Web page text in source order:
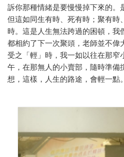
訴你那種情緒是要慢慢掉下來的。
但這如同生有時、死有時；聚有時
時。這是人生無法跨過的困頓，我
都相約了下一次聚頭，老師並不偉
受之「輕」時，我一如以往在那窄
午，在那無人的小賣部，隨時準備
想，這樣，人生的路途，會輕一點。